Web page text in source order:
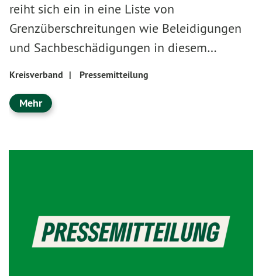
reiht sich ein in eine Liste von
Grenzüberschreitungen wie Beleidigungen
und Sachbeschädigungen in diesem…
Kreisverband | Pressemitteilung
Mehr